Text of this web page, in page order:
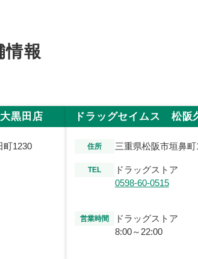
情報
黒田店
町1230
ドラッグセイムス 松阪
住所 三重県松阪市垣鼻町
TEL
ドラッグストア
0598-60-0515
営業時間
ドラッグストア
8:00～22:00